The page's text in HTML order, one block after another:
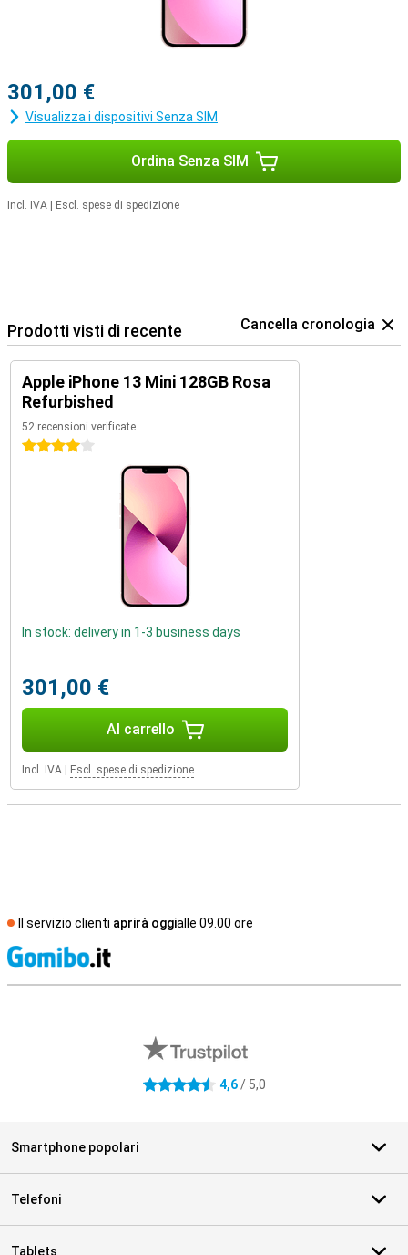
301,00 €
Visualizza i dispositivi Senza SIM
Ordina Senza SIM
Incl. IVA Escl. spese di spedizione
Prodotti visti di recente Cancella cronologia
Apple iPhone 13 Mini 128GB Rosa
Refurbished
52 recensioni verificate
4 stelle
In stock: delivery in 1-3 business days
301,00 €
Al carrello
Incl. IVA Escl. spese di spedizione
Il servizio clienti aprirà oggialle 09.00 ore
4.6 stelle 4,6/ 5,0
Smartphone popolari
Telefoni
Tablets